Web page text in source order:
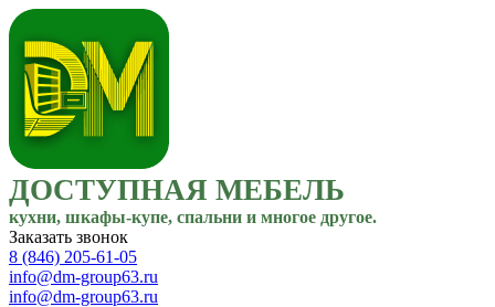
ДОСТУПНАЯ МЕБЕЛЬ
кухни, шкафы-купе, спальни и многое другое.
Заказать звонок
8 (846) 205-61-05
info@dm-group63.ru
info@dm-group63.ru